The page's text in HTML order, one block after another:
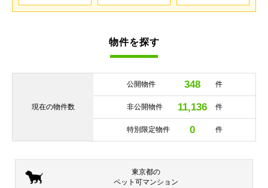
物件を探す
現在の物件数
公開物件 348 件
非公開物件 11,136 件
特別限定物件 0 件
東京都の
ペット可マンション